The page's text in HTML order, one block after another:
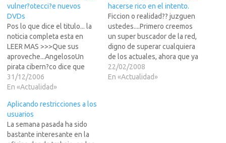
vulner?otecci?e nuevos
DVDs
Pos lo que dice el titulo... la
noticia completa esta en
LEER MAS >>>Que sus
aproveche...AngelosoUn
pirata cibern?co dice que
vulner?otecci?e nuevos
DVDs 29/12/2006 -
undefined Las empresas que
est?detr?de un sistema de
encriptaci?ara los DVDs de
alta definici?st?investigando
31/12/2006
En «Actualidad»
hacerse rico en el intento.
Ficcion o realidad?? juzguen
ustedes....Primero creemos
un super buscador de la red,
digno de superar cualquiera
de los actuales, ahora que ya
lo estan usando, hagamos
creer a los usuarios que
22/02/2008
En «Actualidad»
Aplicando restricciones a los
usuarios
La semana pasada ha sido
bastante interesante en la